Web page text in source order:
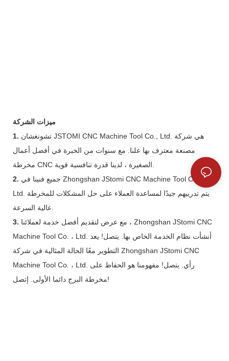
ميزات الشركة
1. تشونغشان JSTOMI CNC Machine Tool Co., Ltd. هي شركة
مصنعة معترف بها علنا. مع سنوات من الخبرة في أفضل أعمال
2. جميع فنينا في Zhongshan JStomi CNC Machine Tool Co. ،
Ltd. يتم تدريبهم جيدًا لمساعدة العملاء على حل المشكلات للمخرطة
3. مع عرض لتقديم أفضل خدمة لعملائنا ، Zhongshan JStomi CNC
Machine Tool Co. ، Ltd. أنشأت نظام الخدمة الخاص بها. يتصل! يعد
التطوير معًا الحالة المثالية في شركة Zhongshan JStomi CNC
Machine Tool Co. ، Ltd. رأي. يتصل! مفهومنا هو الحفاظ على
مخرطة البرج دائما الأولى. إتصل!